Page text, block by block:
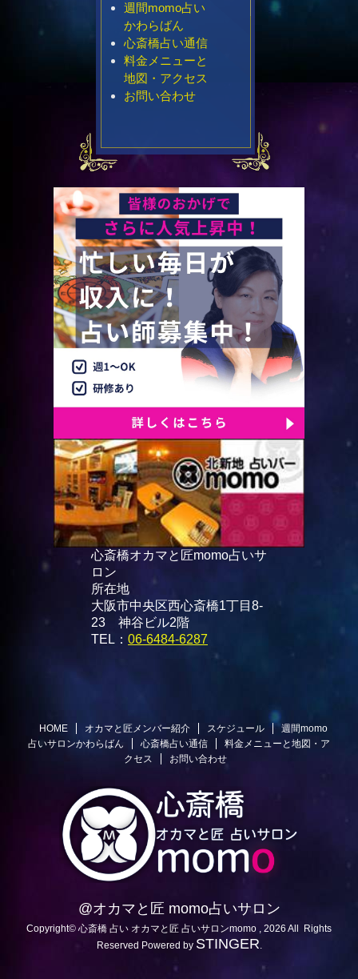
週間momo占い
かわらばん
心斎橋占い通信
料金メニューと
地図・アクセス
お問い合わせ
心斎橋オカマと匠momo占いサ
ロン
所在地
大阪市中央区西心斎橋1丁目8-
23 神谷ビル2階
TEL： 06-6484-6287
HOME オカマと匠メンバー紹介 スケジュール
週間momo
占いサロンかわらばん
心斎橋占い通信
料金メニューと地図・ア
クセス
お問い合わせ
@オカマと匠 momo占いサロン
Copyright© 心斎橋 占い オカマと匠 占いサロンmomo , 2026 All Rights
Reserved Powered by STINGER